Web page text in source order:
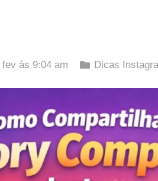
fev às 9:04 am Dicas